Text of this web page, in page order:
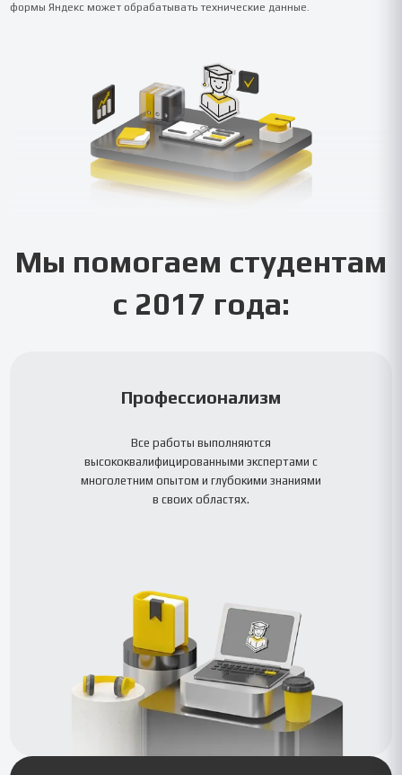
формы Яндекс может обрабатывать технические данные.
Мы помогаем студентам
с 2017 года:
Профессионализм
Все работы выполняются
высококвалифицированными экспертами с
многолетним опытом и глубокими знаниями
в своих областях.